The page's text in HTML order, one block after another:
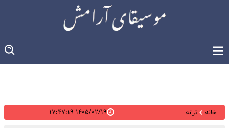
خانه ترانه ۱۴۰۵/۰۲/۱۹ ۱۷:۴۷:۱۹